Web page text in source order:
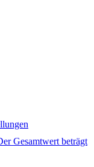
Gesamtwert beträgt